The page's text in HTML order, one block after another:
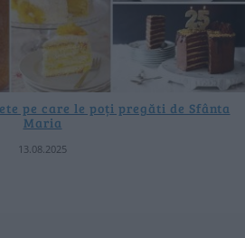
pe care le poți pregăti de Sfânta
Maria
13.08.2025